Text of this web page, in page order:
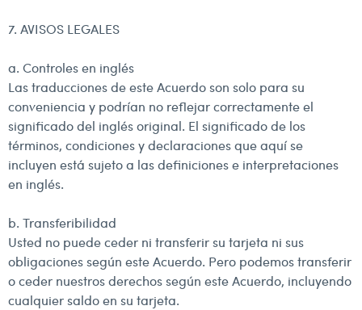
7. AVISOS LEGALES
a. Controles en inglés
Las traducciones de este Acuerdo son solo para su
conveniencia y podrían no reflejar correctamente el
significado del inglés original. El significado de los
términos, condiciones y declaraciones que aquí se
incluyen está sujeto a las definiciones e interpretaciones
en inglés.
b. Transferibilidad
Usted no puede ceder ni transferir su tarjeta ni sus
obligaciones según este Acuerdo. Pero podemos transferir
o ceder nuestros derechos según este Acuerdo, incluyendo
cualquier saldo en su tarjeta.